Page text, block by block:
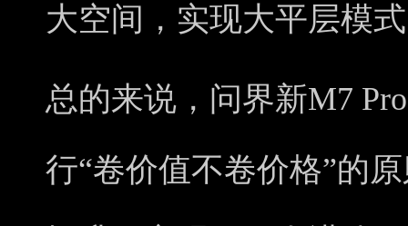
大空间，实现大平层模
总的来说，问界新M7
行“卷价值不卷价格”的